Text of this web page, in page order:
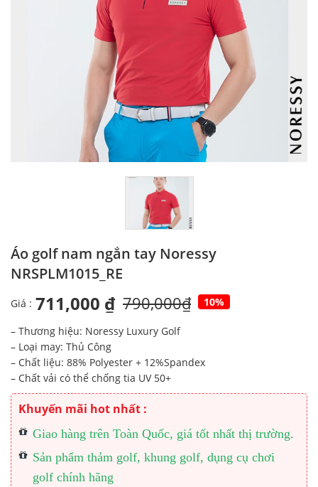
Áo golf nam ngắn tay Noressy
NRSPLM1015_RE
Giá : 711,000 ₫ 790,000₫ 10%
– Thương hiệu: Noressy Luxury Golf
– Loại may: Thủ Công
– Chất liệu: 88% Polyester + 12%Spandex
– Chất vải có thể chống tia UV 50+
Khuyến mãi hot nhất :
Giao hàng trên Toàn Quốc, giá tốt nhất thị trường.
Sản phẩm thảm golf, khung golf, dụng cụ chơi
golf chính hãng